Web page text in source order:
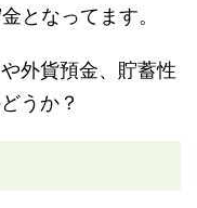
となってます。
外貨預金、貯蓄性
うか？